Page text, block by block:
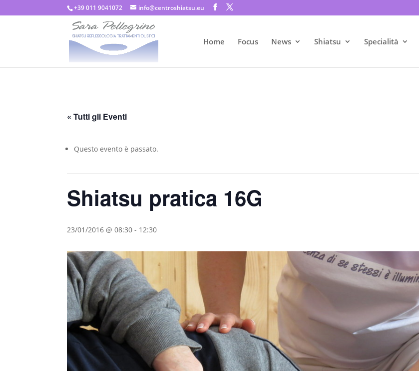
+39 011 9041072 info@centroshiatsu.eu
Home Focus News Shiatsu Specialità
« Tutti gli Eventi
Questo evento è passato.
Shiatsu pratica 16G
23/01/2016 @ 08:30 - 12:30